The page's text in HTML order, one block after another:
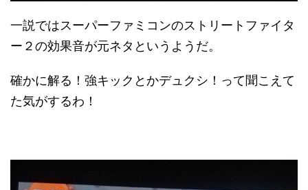
一説ではスーパーファミコンのストリートファイタ
ー２の効果音が元ネタというようだ。
確かに解る！強キックとかデュクシ！って聞こえて
た気がするわ！